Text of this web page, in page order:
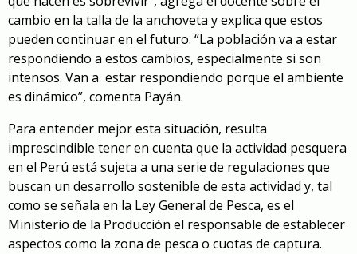
cambio en la talla de la anchoveta y explica que estos
pueden continuar en el futuro. “La población va a estar
respondiendo a estos cambios, especialmente si son
intensos. Van a estar respondiendo porque el ambiente
es dinámico”, comenta Payán.
Para entender mejor esta situación, resulta
imprescindible tener en cuenta que la actividad pesquera
en el Perú está sujeta a una serie de regulaciones que
buscan un desarrollo sostenible de esta actividad y, tal
como se señala en la Ley General de Pesca, es el
Ministerio de la Producción el responsable de establecer
aspectos como la zona de pesca o cuotas de captura.